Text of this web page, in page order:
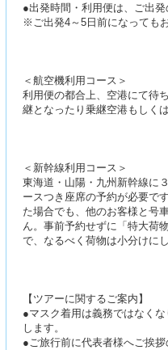
●出発時間・利用便は、ご出
※ご出発4～5日前になっても
＜航空機利用コース＞
利用便の都合上、空港にて待
継となったり乗継空港もしく
＜新幹線利用コース＞
東海道・山陽・九州新幹線に
ースつき座席の予約が必要で
た場合でも、他のお客様と号
ん。事前予約せずに「特大荷
で、なるべく荷物は小分けに
【ツアーに関するご案内】
●マスク着用は義務ではなく
します。
●ご旅行前に代表者様へご挨